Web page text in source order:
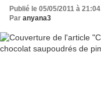
Publié le 05/05/2011 à 21:04
Par anyana3